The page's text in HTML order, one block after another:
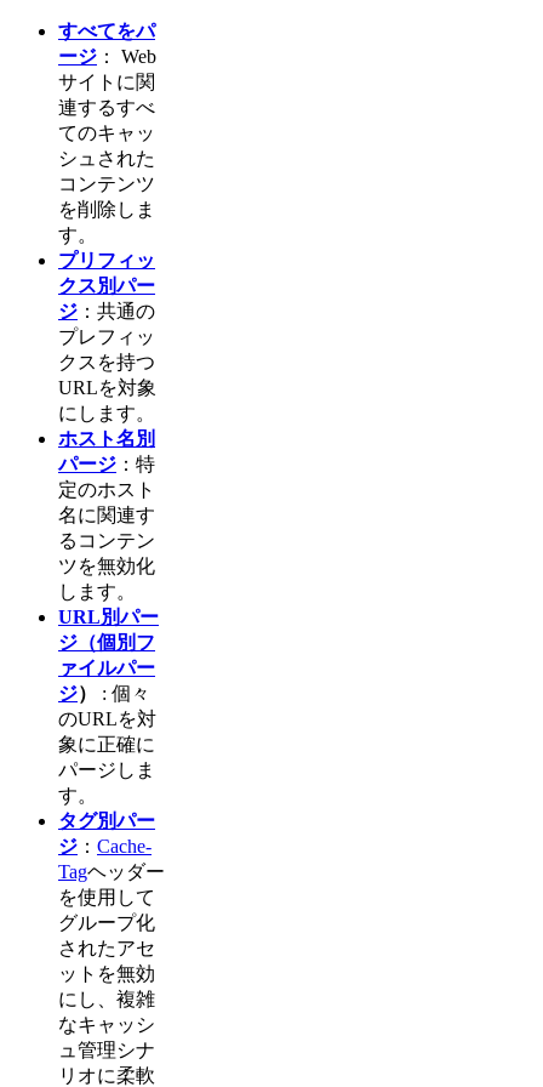
すべてをパ
ージ ： Web
サイトに関
連するすべ
てのキャッ
シュされた
コンテンツ
を削除しま
す。
プリフィッ
クス別パー
ジ ：共通の
プレフィッ
クスを持つ
URLを対象
にします。
ホスト名別
パージ ：特
定のホスト
名に関連す
るコンテン
ツを無効化
します。
URL別パー
ジ（個別フ
ァイルパー
ジ）
: 個々
のURLを対
象に正確に
パージしま
す。
タグ別パー
ジ ： Cache-
Tagヘッダー
を使用して
グループ化
されたアセ
ットを無効
にし、複雑
なキャッシ
ュ管理シナ
リオに柔軟